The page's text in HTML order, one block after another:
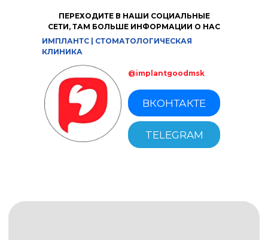
ВКОНТАКТЕ
TELEGRAM
ПЕРЕХОДИТЕ В НАШИ СОЦИАЛЬНЫЕ
СЕТИ, ТАМ БОЛЬШЕ ИНФОРМАЦИИ О НАС
ИМПЛАНТС | СТОМАТОЛОГИЧЕСКАЯ
КЛИНИКА
@implantgoodmsk